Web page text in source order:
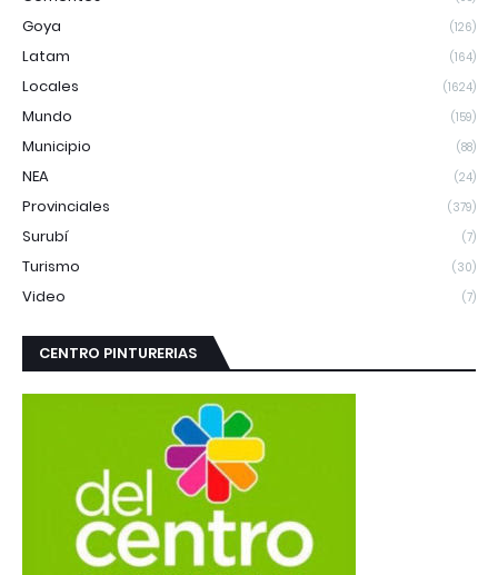
Goya (126)
Latam (164)
Locales (1624)
Mundo (159)
Municipio (88)
NEA (24)
Provinciales (379)
Surubí (7)
Turismo (30)
Video (7)
CENTRO PINTURERIAS